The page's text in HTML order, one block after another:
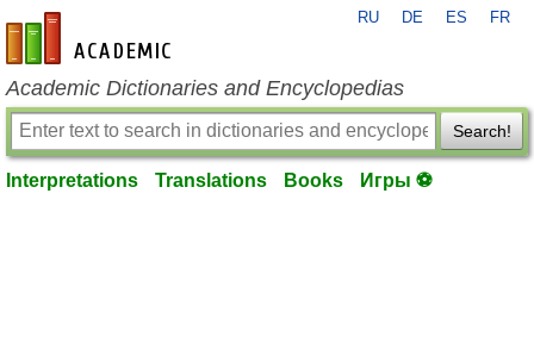
en-academic.com
RU DE ES FR
Academic Dictionaries and Encyclopedias
Search!
Interpretations Translations Books Игры ⚽